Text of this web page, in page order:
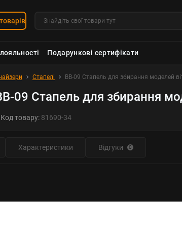
Подарункові сертифікати
Стапелі BB-09 Стапель для збирання моделей
09 Стапель для збирання
Код товару: 81690-34
Характеристики Відгуки 0